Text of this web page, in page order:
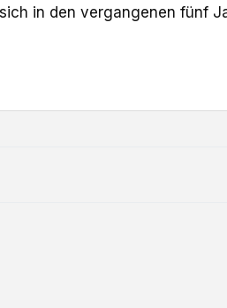
in den vergangenen fünf